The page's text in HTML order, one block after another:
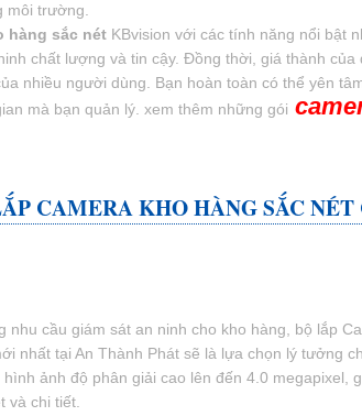
môi trường.
hàng sắc nétKBvision với các tính năng nổi bật
chất lượng và tin cậy. Đồng thời, giá thành
nhiều người dùng. Bạn hoàn toàn có thể yên
mà bạn quản lý. xem thêm những gói
CAMERA KHO HÀNG SẮC NÉT
cầu giám sát an ninh cho kho hàng, bộ lắp
nhất tại An Thành Phát sẽ là lựa chọn lý tưởng
ảnh độ phân giải cao lên đến 4.0 megapixel,
và chi tiết.